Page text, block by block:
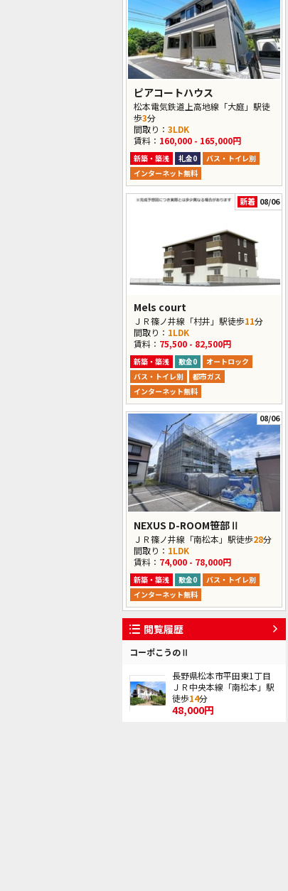
ピアコートハウス
松本電気鉄道上高地線「大庭」駅徒
歩3分
間取り： 3LDK
賃料： 160,000 - 165,000円
新築・築浅 礼金0
バス・トイレ別
インターネット無料
新着 08/06
Mels court
ＪＲ篠ノ井線「村井」駅徒歩11分
間取り： 1LDK
賃料： 75,500 - 82,500円
新築・築浅 敷金0
オートロック
バス・トイレ別
都市ガス
インターネット無料
08/06
NEXUS D-ROOM笹部Ⅱ
ＪＲ篠ノ井線「南松本」駅徒歩28分
間取り： 1LDK
賃料： 74,000 - 78,000円
新築・築浅 敷金0
バス・トイレ別
インターネット無料
閲覧履歴
コーポこうのⅡ
長野県松本市平田東1丁目
ＪＲ中央本線「南松本」駅
徒歩14分
48,000円